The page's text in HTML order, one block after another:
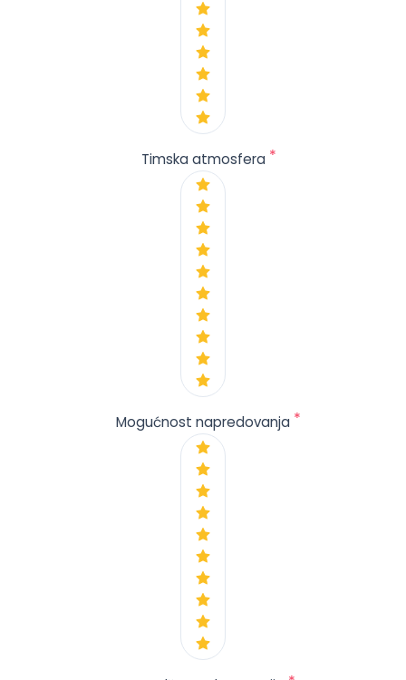
Timska atmosfera *
Mogućnost napredovanja *